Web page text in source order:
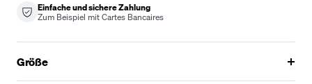
Einfache und sichere Zahlung
Zum Beispiel mit Cartes Bancaires
Größe